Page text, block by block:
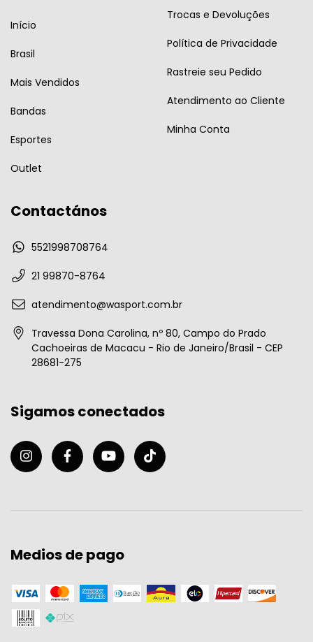
Início
Brasil
Mais Vendidos
Bandas
Esportes
Outlet
Trocas e Devoluções
Política de Privacidade
Rastreie seu Pedido
Atendimento ao Cliente
Minha Conta
Contactános
5521998708764
21 99870-8764
atendimento@wasport.com.br
Travessa Dona Carolina, nº 80, Campo do Prado
Cachoeiras de Macacu - Rio de Janeiro/Brasil - CEP
28681-275
Sigamos conectados
Medios de pago